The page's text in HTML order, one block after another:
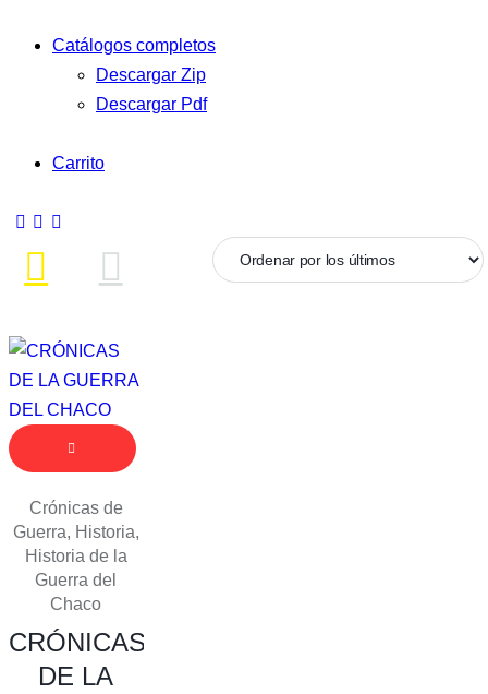
Catálogos completos
Descargar Zip
Descargar Pdf
Carrito
Crónicas de
Guerra, Historia,
Historia de la
Guerra del
Chaco
CRÓNICAS
DE LA